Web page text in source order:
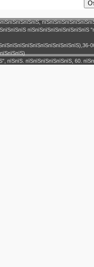
пїЅпїЅпїЅпїЅпїЅпїЅпїЅпїЅ
пїЅпїЅ. пїЅпїЅпїЅпїЅпїЅпїЅ, 60.